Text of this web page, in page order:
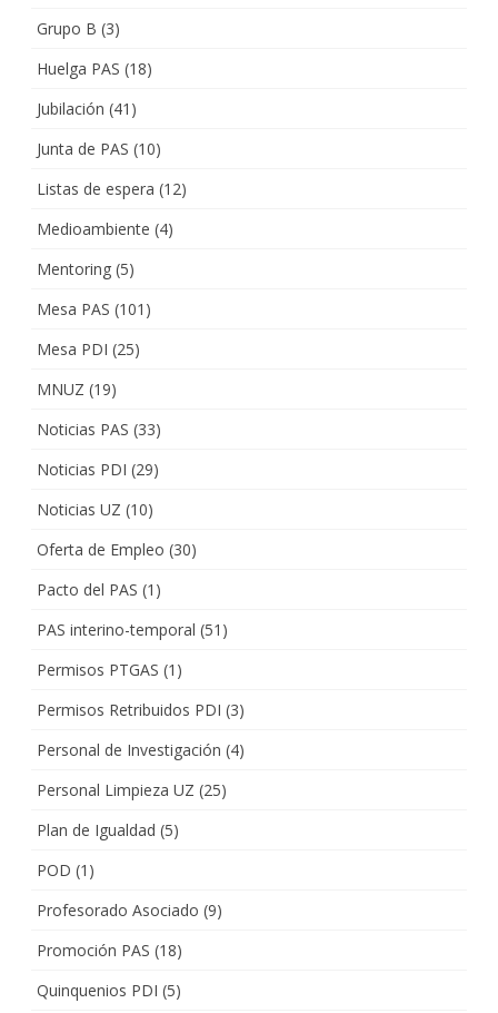
Grupo B (3)
Huelga PAS (18)
Jubilación (41)
Junta de PAS (10)
Listas de espera (12)
Medioambiente (4)
Mentoring (5)
Mesa PAS (101)
Mesa PDI (25)
MNUZ (19)
Noticias PAS (33)
Noticias PDI (29)
Noticias UZ (10)
Oferta de Empleo (30)
Pacto del PAS (1)
PAS interino-temporal (51)
Permisos PTGAS (1)
Permisos Retribuidos PDI (3)
Personal de Investigación (4)
Personal Limpieza UZ (25)
Plan de Igualdad (5)
POD (1)
Profesorado Asociado (9)
Promoción PAS (18)
Quinquenios PDI (5)